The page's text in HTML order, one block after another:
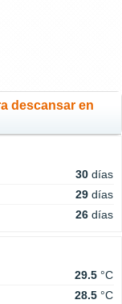
descansar en
30 días
29 días
26 días
29.5 °C
28.5 °C